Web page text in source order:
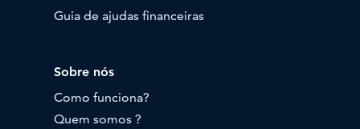
Guia de ajudas financeiras
Sobre nós
Como funciona?
Quem somos ?